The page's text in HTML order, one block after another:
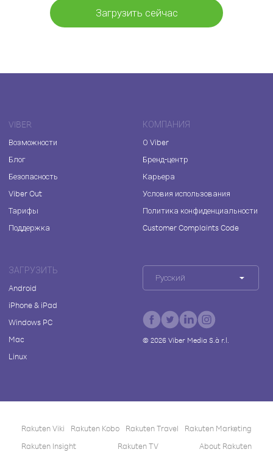
Загрузить сейчас
VIBER
Возможности
Блог
Безопасность
Viber Out
Тарифы
Поддержка
КОМПАНИЯ
О Viber
Бренд-центр
Карьера
Условия использования
Политика конфиденциальности
Customer Complaints Code
ЗАГРУЗИТЬ
Android
iPhone & iPad
Windows PC
Mac
Linux
Русский
© 2026Viber Media S.à r.l.
Rakuten Viki Rakuten Kobo Rakuten Travel
Rakuten Marketing
Rakuten Insight
Rakuten TV About Rakuten